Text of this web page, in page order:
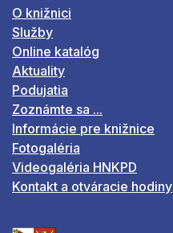
O knižnici
Služby
Online katalóg
Aktuality
Podujatia
Zoznámte sa ...
Informácie pre knižnice
Fotogaléria
Videogaléria HNKPD
Kontakt a otváracie hodiny